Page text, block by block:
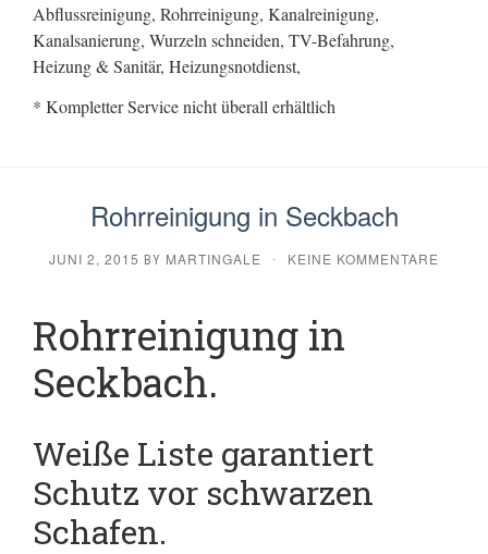
Abflussreinigung, Rohrreinigung, Kanalreinigung,
Kanalsanierung, Wurzeln schneiden, TV-Befahrung,
Heizung & Sanitär, Heizungsnotdienst,
* Kompletter Service nicht überall erhältlich
Rohrreinigung in Seckbach
JUNI 2, 2015 BY MARTINGALE · KEINE KOMMENTARE
Rohrreinigung in
Seckbach.
Weiße Liste garantiert
Schutz vor schwarzen
Schafen.